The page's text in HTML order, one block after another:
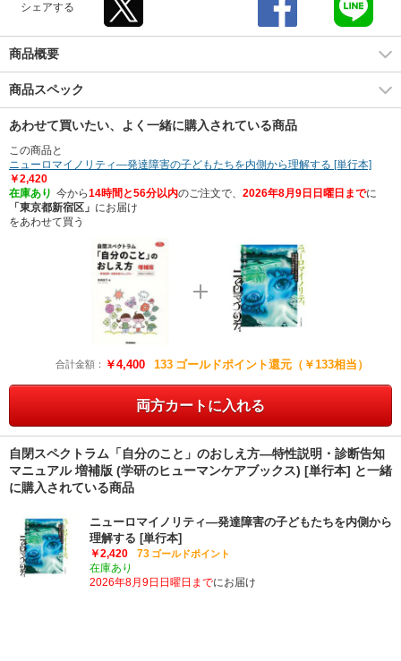
シェアする
商品概要
商品スペック
あわせて買いたい、よく一緒に購入されている商品
この商品と
ニューロマイノリティ―発達障害の子どもたちを内側から理解する [単行本]
￥2,420
在庫あり 今から14時間と56分以内のご注文で、 2026年8月9日日曜日までに
「東京都新宿区」 にお届け
をあわせて買う
合計金額： ￥4,400 133 ゴールドポイント還元（￥133相当）
両方カートに入れる
自閉スペクトラム「自分のこと」のおしえ方―特性説明・診断告知
マニュアル 増補版 (学研のヒューマンケアブックス) [単行本] と一緒
に購入されている商品
ニューロマイノリティ―発達障害の子どもたちを内側から
理解する [単行本]
￥2,420 73 ゴールドポイント
在庫あり
2026年8月9日日曜日までにお届け